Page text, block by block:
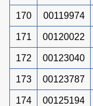
170 00119974
171 00120022
172 00123040
173 00123787
174 00125194